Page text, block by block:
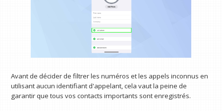
Avant de décider de filtrer les numéros et les appels inconnus en
utilisant aucun identifiant d'appelant, cela vaut la peine de
garantir que tous vos contacts importants sont enregistrés.